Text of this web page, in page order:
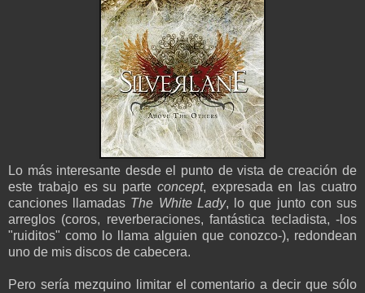
Lo más interesante desde el punto de vista de creación de
este trabajo es su parte concept, expresada en las cuatro
canciones llamadas The White Lady, lo que junto con sus
arreglos (coros, reverberaciones, fantástica tecladista, -los
"ruiditos" como lo llama alguien que conozco-), redondean
uno de mis discos de cabecera.
Pero sería mezquino limitar el comentario a decir que sólo